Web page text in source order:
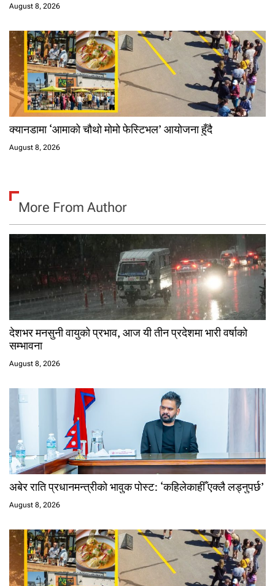
August 8, 2026
क्यानडामा ‘आमाको चौथो मोमो फेस्टिभल’ आयोजना हुँदै
August 8, 2026
More From Author
देशभर मनसुनी वायुको प्रभाव, आज यी तीन प्रदेशमा भारी वर्षाको
सम्भावना
August 8, 2026
अबेर राति प्रधानमन्त्रीको भावुक पोस्ट: ‘कहिलेकाहीँ एक्लै लड्नुपर्छ’
August 8, 2026